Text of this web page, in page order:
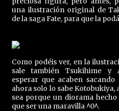
una ilustración original de
de la saga Fate, para que la
Como podéis ver, en la
sale también Tsukihime y
esperar que acaben
ahora solo lo sabe Kotobukiya,
sea porque un diorama
que ser una maravilla ^0^.